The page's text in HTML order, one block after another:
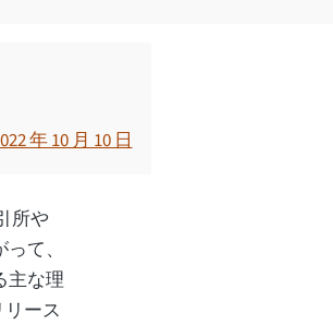
年 10 月 10 日
所や
て、
主な理
リース